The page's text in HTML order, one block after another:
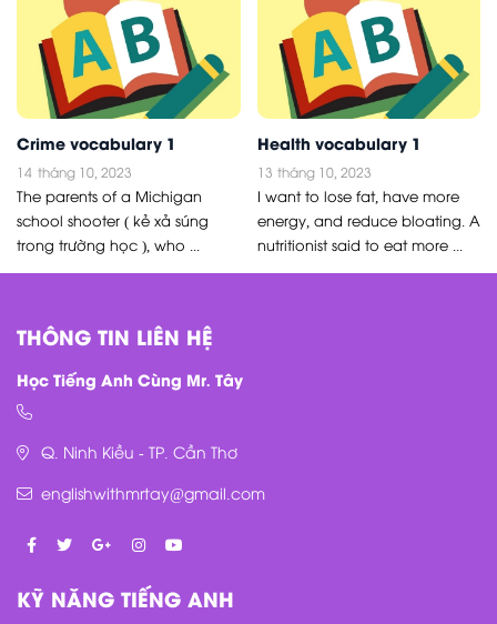
Crime vocabulary 1
14 tháng 10, 2023
The parents of a Michigan
school shooter ( kẻ xả súng
trong trường học ), who ...
Health vocabulary 1
13 tháng 10, 2023
I want to lose fat, have more
energy, and reduce bloating. A
nutritionist said to eat more ...
THÔNG TIN LIÊN HỆ
Học Tiếng Anh Cùng Mr. Tây
Q. Ninh Kiều - TP. Cần Thơ
englishwithmrtay@gmail.com
KỸ NĂNG TIẾNG ANH